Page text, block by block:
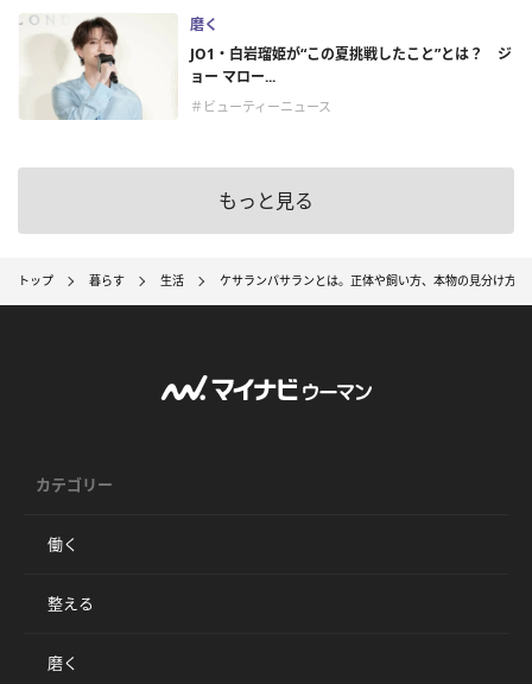
磨く
JO1・白岩瑠姫が“この夏挑戦したこと”とは？ ジ
ョー マロー...
＃ビューティーニュース
もっと見る
トップ 暮らす 生活 ケサランパサランとは。正体や飼い方、本物の見分け方を
カテゴリー
働く
整える
磨く